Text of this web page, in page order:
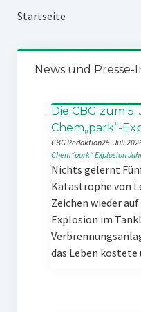
Startseite
News und Presse-
Die CBG zum
Chem„park“-
CBG Redaktion25. Juli
Chem“park“Explosion
Nichts gelernt
Katastrophe von
Zeichen wieder auf
Explosion im
das Leben